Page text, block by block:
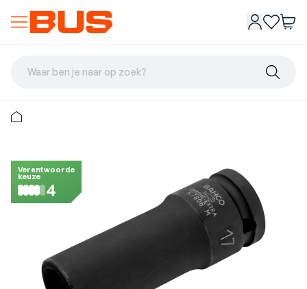
Waar ben je naar op zoek?
Verantwoorde
keuze
4